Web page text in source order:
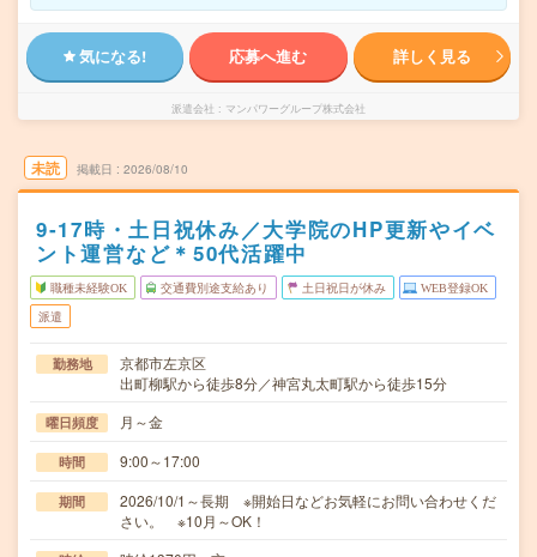
気になる! 応募へ進む 詳しく見る
派遣会社 マンパワーグループ株式会社
未読 掲載日 2026/08/10
9‐17時・土日祝休み／大学院のHP更新やイベ
ント運営など＊50代活躍中
職種未経験OK 交通費別途支給あり 土日祝日が休み WEB登録OK
派遣
勤務地
京都市左京区
出町柳駅から徒歩8分／神宮丸太町駅から徒歩15分
曜日頻度 月～金
時間 9:00～17:00
期間
2026/10/1～長期 ※開始日などお気軽にお問い合わせくだ
さい。 ※10月～OK！